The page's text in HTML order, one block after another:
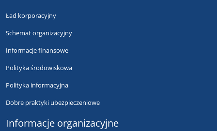
Ład korporacyjny
Schemat organizacyjny
Informacje finansowe
Polityka środowiskowa
Polityka informacyjna
Dobre praktyki ubezpieczeniowe
Informacje organizacyjne